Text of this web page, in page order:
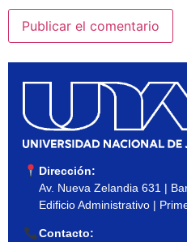
Dirección:
Av. Nueva Zelandia 631 |
Edificio Administrativo |
Contacto: